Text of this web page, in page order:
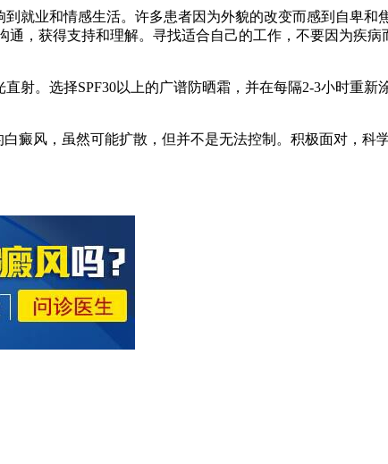
就业和情感生活。许多患者因为外貌的改变而感到自卑
，获得支持和理解。寻找适合自己的工作，不要因为疾
射。选择SPF30以上的广谱防晒霜，并在每隔2-3小时重
癜风，虽然可能扩散，但并不是无法控制。积极面对，科